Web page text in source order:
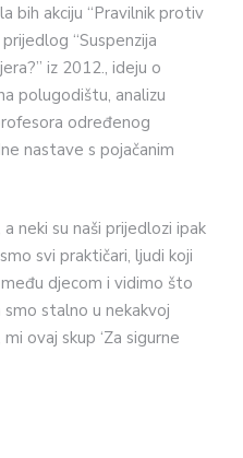
bih akciju “Pravilnik protiv
“Suspenzija
iz 2012., ideju o
polugodištu, analizu
određenog
nastave s pojačanim
neki su naši prijedlozi ipak
svi praktičari, ljudi koji
djecom i vidimo što
stalno u nekakvoj
ovaj skup ‘Za sigurne